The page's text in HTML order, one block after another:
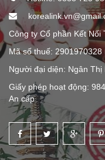
Công ty Cổ phần Kết Nối
Mã số thuế: 2901970328
Người đại diện: Ngân Thị
Giấy phép hoạt động:
An cấp